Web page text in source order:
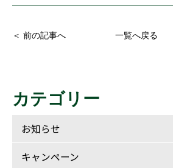
＜ 前の記事へ 一覧へ戻る
カテゴリー
お知らせ
キャンペーン